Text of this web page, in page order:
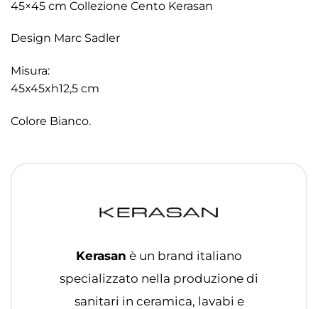
45×45 cm Collezione Cento Kerasan
Design Marc Sadler
Misura:
45x45xh12,5 cm
Colore Bianco.
Kerasan è un brand italiano
specializzato nella produzione di
sanitari in ceramica, lavabi e